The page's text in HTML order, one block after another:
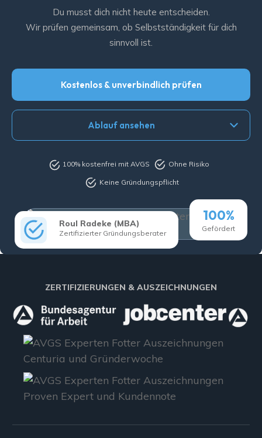
Du musst dich nicht heute entscheiden.
Wir prüfen gemeinsam, ob Selbstständigkeit für dich
sinnvoll ist.
Kostenlos & unverbindlich prüfen
Ablauf ansehen
Keine Gründungspflicht
Ohne Risiko
100% kostenfrei mit AVGS
100%
Gefördert
Roul Radeke (MBA)
Zertifizierter Gründungsberater
ZERTIFIZIERUNGEN & AUSZEICHNUNGEN